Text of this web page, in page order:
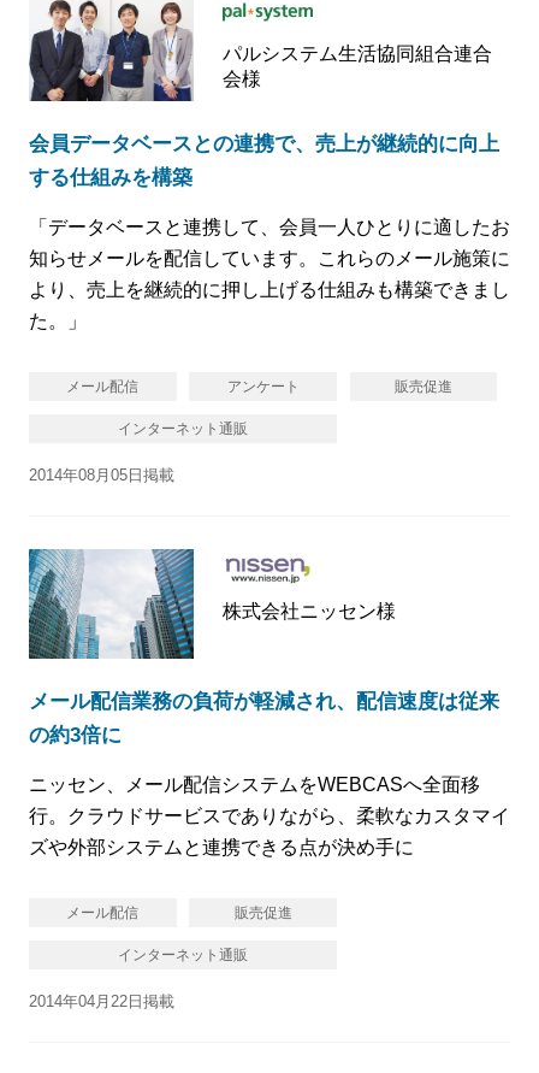
パルシステム生活協同組合連合
会様
会員データベースとの連携で、売上が継続的に向上
する仕組みを構築
「データベースと連携して、会員一人ひとりに適したお
知らせメールを配信しています。これらのメール施策に
より、売上を継続的に押し上げる仕組みも構築できまし
た。」
メール配信 アンケート 販売促進
インターネット通販
2014年08月05日掲載
株式会社ニッセン様
メール配信業務の負荷が軽減され、配信速度は従来
の約3倍に
ニッセン、メール配信システムをWEBCASへ全面移
行。クラウドサービスでありながら、柔軟なカスタマイ
ズや外部システムと連携できる点が決め手に
メール配信 販売促進
インターネット通販
2014年04月22日掲載